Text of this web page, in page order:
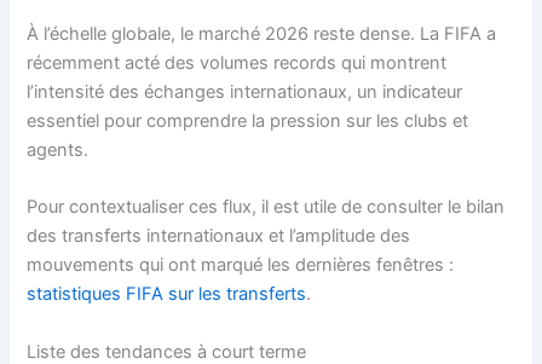
À l’échelle globale, le marché 2026 reste dense. La FIFA a
récemment acté des volumes records qui montrent
l’intensité des échanges internationaux, un indicateur
essentiel pour comprendre la pression sur les clubs et
agents.
Pour contextualiser ces flux, il est utile de consulter le bilan
des transferts internationaux et l’amplitude des
mouvements qui ont marqué les dernières fenêtres :
statistiques FIFA sur les transferts.
Liste des tendances à court terme